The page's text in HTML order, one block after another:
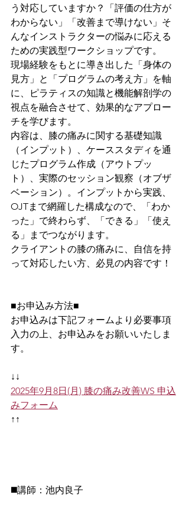
う対応していますか？「評価の仕方が
わからない」「改善まで導けない」そ
んなインストラクターの悩みに応える
ための実践型ワークショップです。
現場経験をもとに導き出した「身体の
見方」と「プログラムの考え方」を軸
に、ピラティスの知識と機能解剖学の
視点を融合させて、効果的なアプロー
チを学びます。
内容は、膝の痛みに関する基礎知識
（インプット）、ケーススタディを通
じたプログラム作成（アウトプッ
ト）、実際のセッション観察（オブザ
ベーション）。インプットから実践、
OJTまで網羅した構成なので、「わか
った」で終わらず、「できる」「使え
る」までつながります。
クライアントの膝の痛みに、自信を持
って対応したい方、必見の内容です！
■お申込み方法■
お申込みは下記フォームより必要事項
入力の上、お申込みをお願いいたしま
す。
↓↓
2025年9月8日(月) 膝の痛み改善WS 申込
みフォーム
↑↑
◼️講師：池内良子